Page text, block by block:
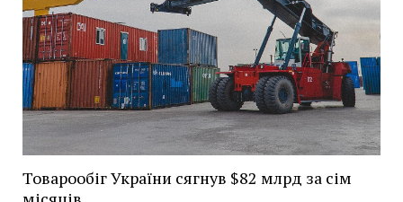
Товарообіг України сягнув $82 млрд за сім